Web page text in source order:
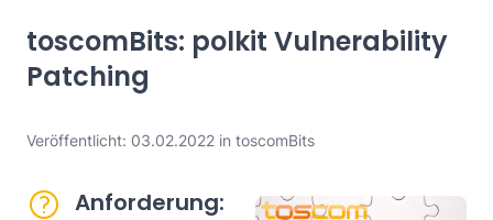
toscomBits: polkit Vulnerability
Patching
Veröffentlicht: 03.02.2022 in toscomBits
Anforderung: